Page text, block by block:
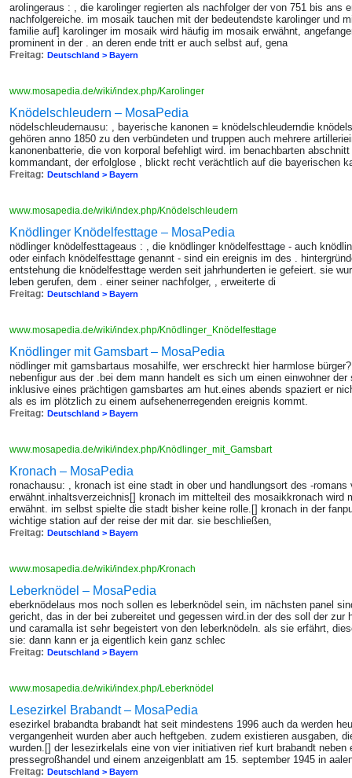
arolingeraus : , die karolinger regierten als nachfolger der von 751 bis ans
nachfolgereiche. im mosaik tauchen mit der bedeutendste karolinger und
familie auf] karolinger im mosaik wird häufig im mosaik erwähnt,
prominent in der . an deren ende tritt er auch selbst auf, gena
Freitag: Deutschland > Bayern
www.mosapedia.de/wiki/index.php/Karolinger
Knödelschleudern – MosaPedia
nödelschleudernausu: , bayerische kanonen = knödelschleuderndie
gehören anno 1850 zu den verbündeten und truppen auch mehrere
kanonenbatterie, die von korporal befehligt wird. im benachbarten
kommandant, der erfolglose , blickt recht verächtlich auf die bayerischen
Freitag: Deutschland > Bayern
www.mosapedia.de/wiki/index.php/Knödelschleudern
Knödlinger Knödelfesttage – MosaPedia
nödlinger knödelfesttageaus : , die knödlinger knödelfesttage - auch
oder einfach knödelfesttage genannt - sind ein ereignis im des .
entstehung die knödelfesttage werden seit jahrhunderten ie gefeiert. sie
leben gerufen, dem . einer seiner nachfolger, , erweiterte di
Freitag: Deutschland > Bayern
www.mosapedia.de/wiki/index.php/Knödlinger_Knödelfesttage
Knödlinger mit Gamsbart – MosaPedia
nödlinger mit gamsbartaus mosahilfe, wer erschreckt hier harmlose
nebenfigur aus der .bei dem mann handelt es sich um einen einwohner
inklusive eines prächtigen gamsbartes am hut.eines abends spaziert er
als es im plötzlich zu einem aufsehenerregenden ereignis kommt.
Freitag: Deutschland > Bayern
www.mosapedia.de/wiki/index.php/Knödlinger_mit_Gamsbart
Kronach – MosaPedia
ronachausu: , kronach ist eine stadt in ober und handlungsort des -
erwähnt.inhaltsverzeichnis[] kronach im mittelteil des mosaikkronach wird
erwähnt. im selbst spielte die stadt bisher keine rolle.[] kronach in der
wichtige station auf der reise der mit dar. sie beschließen,
Freitag: Deutschland > Bayern
www.mosapedia.de/wiki/index.php/Kronach
Leberknödel – MosaPedia
eberknödelaus mos noch sollen es leberknödel sein, im nächsten panel
gericht, das in der bei zubereitet und gegessen wird.in der des soll der zur
und caramalla ist sehr begeistert von den leberknödeln. als sie erfährt,
sie: dann kann er ja eigentlich kein ganz schlec
Freitag: Deutschland > Bayern
www.mosapedia.de/wiki/index.php/Leberknödel
Lesezirkel Brabandt – MosaPedia
esezirkel brabandta brabandt hat seit mindestens 1996 auch da werden
vergangenheit wurden aber auch heftgeben. zudem existieren ausgaben,
wurden.[] der lesezirkelals eine von vier initiativen rief kurt brabandt neben
pressegroßhandel und einem anzeigenblatt am 15. september 1945 in
Freitag: Deutschland > Bayern